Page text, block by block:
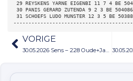
29 REYSKENS YARNE EIGENBI 11 7 4 BE
30 PANIS GERARD ZUTENDA 9 2 3 BE
31 SCHOEFS LUDO MUNSTER 12 3 5 BE
VORIGE
30.05.2026 Sens – 228 Oude+Jaarduiven